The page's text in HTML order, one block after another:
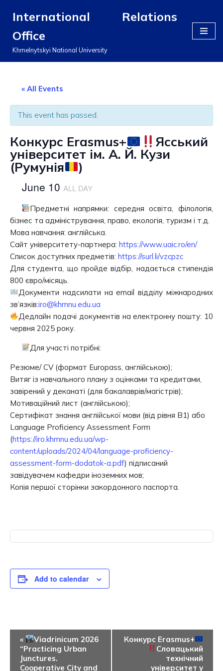
до
вмісту
International Relations
Office
Khmelnytskyi National University
« All Events
This event has passed.
Конкурс Erasmus+ Ясський
університет ім. А. Й. Кузи
(Румунія
)
June 10 ALL DAY
Предметні напрямки: середня освіта, філологія,
бізнес та адміністрування, право, екологія, туризм і т.д.
Мова навчання: англійська.
Сайт університету-партнера: https://www.uaic.ro/en/
Список доступних предметів: https://surl.li/vzcpzc
Для студента, що пройде відбір, надається стипендія
800 євро/місяць.
Документи надсилати на email відділу міжнародних
зв’язків:iro@khmnu.edu.ua
Дедлайн подачі документів на електронну пошту: 10
червня 2025 року.
Для участі потрібні:
Резюме/ CV (формат Europass, англійською);
Витяг із навчального плану з оцінками та кредитами,
завірений у деканаті (для бакалаврів/магістрів);
Мотиваційний лист (англійською);
Сертифікат знання англійської мови (від рівня B1) або
Language Proficiency Assessment Form
(https://iro.khmnu.edu.ua/wp-
content/uploads/2024/04/language-proficiency-
assessment-form-dodatok-a.pdf) підписаний
завідувачем кафедри іноземних мов;
Копія першої сторінки закордонного паспорта.
Add to calendar
Event
Navigation
«
Viadrinicum 2026
“Practicing Urban
Junctures.
Cooperative City and
Конкурс Erasmus+
Словацький
технічний
університет у